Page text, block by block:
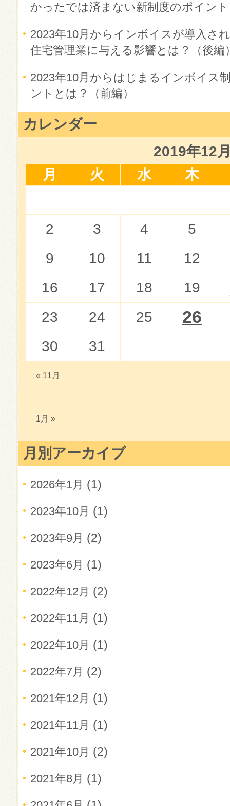
かったでは済まない新制度のポイント
2023年10月からインボイスが導入さ
住宅管理業に与える影響とは？（後編
2023年10月からはじまるインボイス
ントとは？（前編）
カレンダー
2019年12
月
火 水 木
2 3 4
5
9
10 11
12
16
17 18 19
23 24 25 26
30 31
« 11月
1月 »
月別アーカイブ
2026年1月 (1)
2023年10月 (1)
2023年9月 (2)
2023年6月 (1)
2022年12月 (2)
2022年11月 (1)
2022年10月 (1)
2022年7月 (2)
2021年12月 (1)
2021年11月 (1)
2021年10月 (2)
2021年8月 (1)